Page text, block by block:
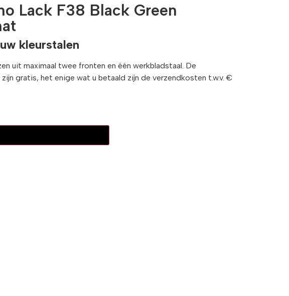
Lack F38 Black Green
kleurstalen
uit maximaal twee fronten en één werkbladstaal. De
zijn gratis, het enige wat u betaald zijn de verzendkosten t.w.v. €